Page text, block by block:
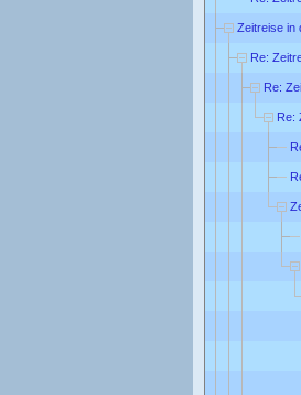
Zeitreise in
Re:
Re:
Re: